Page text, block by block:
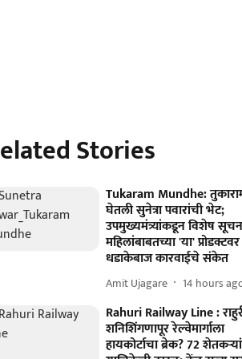
Stories
Tukaram Mundhe:
घेतली सुनेत्रा पवारांची भेट;
उपमुख्यमंत्र्यांकडून विशेष
महिलांबाबतच्या 'या' प्रोडक्टवर
धडाकेबाज कारवाईचे संकेत
Amit Ujagare 14 hours
Rahuri Railway Line :
शनिशिंगणापूर रेल्वेमार्गाला
हायकोर्टाचा ब्रेक? 72